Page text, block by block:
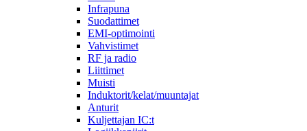
Infrapuna
Suodattimet
EMI-optimointi
Vahvistimet
RF ja radio
Liittimet
Muisti
Induktorit/kelat/muuntajat
Anturit
Kuljettajan IC:t